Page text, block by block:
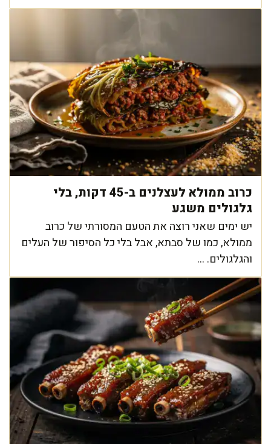
כרוב ממולא לעצלנים ב-45 דקות, בלי
גלגולים משגע
יש ימים שאני רוצה את הטעם המסורתי של כרוב
ממולא, כמו של סבתא, אבל בלי כל הסיפור של העלים
והגלגולים. ...